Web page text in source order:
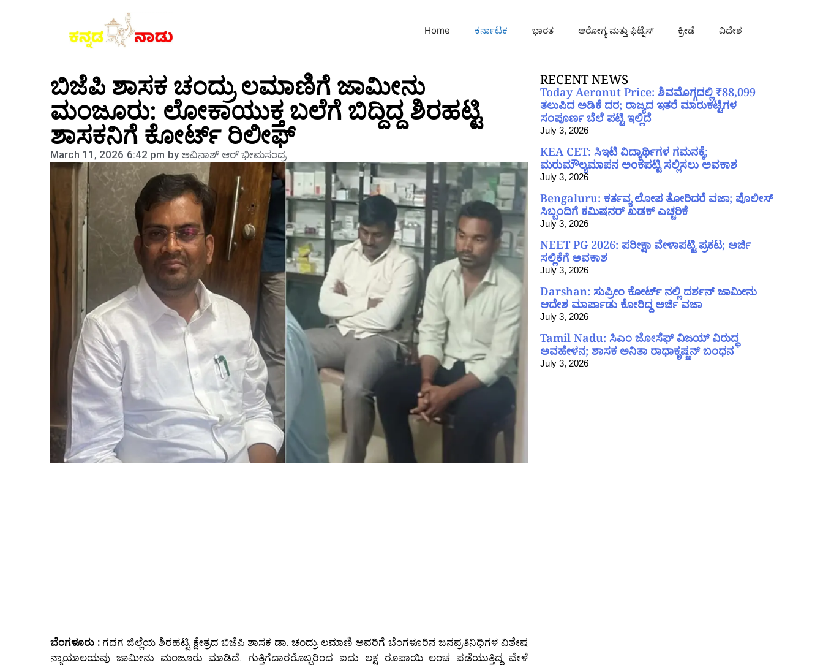
Home ಕರ್ನಾಟಕ ಭಾರತ ಆರೋಗ್ಯ ಮತ್ತು ಫಿಟ್ನೆಸ್ ಕ್ರೀಡೆ ವಿದೇಶ
ಬಿಜೆಪಿ ಶಾಸಕ ಚಂದ್ರು ಲಮಾಣಿಗೆ ಜಾಮೀನು
ಮಂಜೂರು: ಲೋಕಾಯುಕ್ತ ಬಲೆಗೆ ಬಿದ್ದಿದ್ದ ಶಿರಹಟ್ಟಿ
ಶಾಸಕನಿಗೆ ಕೋರ್ಟ್ ರಿಲೀಫ್
March 11, 2026 6:42 pm byಅವಿನಾಶ್‌ ಆರ್‌ ಭೀಮಸಂದ್ರ
ಬೆಂಗಳೂರು :ಗದಗ ಜಿಲ್ಲೆಯ ಶಿರಹಟ್ಟಿ ಕ್ಷೇತ್ರದ ಬಿಜೆಪಿ ಶಾಸಕ ಡಾ. ಚಂದ್ರು ಲಮಾಣಿ ಅವರಿಗೆ ಬೆಂಗಳೂರಿನ ಜನಪ್ರತಿನಿಧಿಗಳ ವಿಶೇಷ
ನ್ಯಾಯಾಲಯವು ಜಾಮೀನು ಮಂಜೂರು ಮಾಡಿದೆ. ಗುತ್ತಿಗೆದಾರರೊಬ್ಬರಿಂದ ಐದು ಲಕ್ಷ ರೂಪಾಯಿ ಲಂಚ ಪಡೆಯುತ್ತಿದ್ದ ವೇಳೆ
RECENT NEWS
Today Aeronut Price: ಶಿವಮೊಗ್ಗದಲ್ಲಿ ₹88,099
ತಲುಪಿದ ಅಡಿಕೆ ದರ; ರಾಜ್ಯದ ಇತರೆ ಮಾರುಕಟ್ಟೆಗಳ
ಸಂಪೂರ್ಣ ಬೆಲೆ ಪಟ್ಟಿ ಇಲ್ಲಿದೆ
July 3, 2026
KEA CET: ಸಿಇಟಿ ವಿದ್ಯಾರ್ಥಿಗಳ ಗಮನಕ್ಕೆ;
ಮರುಮೌಲ್ಯಮಾಪನ ಅಂಕಪಟ್ಟಿ ಸಲ್ಲಿಸಲು ಅವಕಾಶ
July 3, 2026
Bengaluru: ಕರ್ತವ್ಯ ಲೋಪ ತೋರಿದರೆ ವಜಾ; ಪೊಲೀಸ್
ಸಿಬ್ಬಂದಿಗೆ ಕಮಿಷನರ್ ಖಡಕ್ ಎಚ್ಚರಿಕೆ
July 3, 2026
NEET PG 2026: ಪರೀಕ್ಷಾ ವೇಳಾಪಟ್ಟಿ ಪ್ರಕಟ; ಅರ್ಜಿ
ಸಲ್ಲಿಕೆಗೆ ಅವಕಾಶ
July 3, 2026
Darshan: ಸುಪ್ರೀಂ ಕೋರ್ಟ್ ನಲ್ಲಿ ದರ್ಶನ್ ಜಾಮೀನು
ಆದೇಶ ಮಾರ್ಪಾಡು ಕೋರಿದ್ದ ಅರ್ಜಿ ವಜಾ
July 3, 2026
Tamil Nadu: ಸಿಎಂ ಜೋಸೆಫ್ ವಿಜಯ್ ವಿರುದ್ಧ
ಅವಹೇಳನ; ಶಾಸಕ ಅನಿತಾ ರಾಧಾಕೃಷ್ಣನ್ ಬಂಧನ
July 3, 2026